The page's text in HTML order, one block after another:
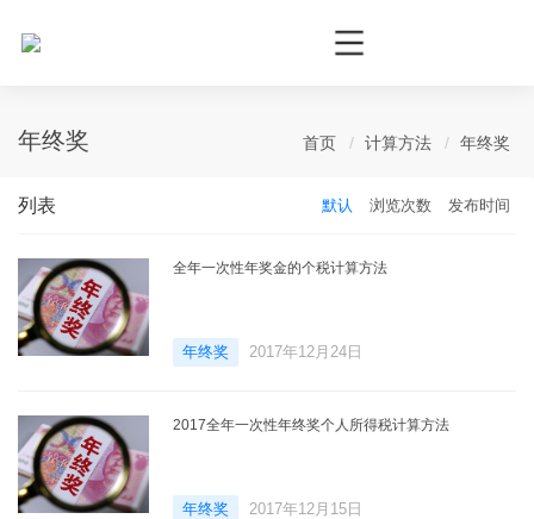
年终奖 首页 计算方法 年终奖
列表 默认 浏览次数 发布时间
全年一次性年奖金的个税计算方法
年终奖 2017年12月24日
2017全年一次性年终奖个人所得税计算方法
年终奖 2017年12月15日